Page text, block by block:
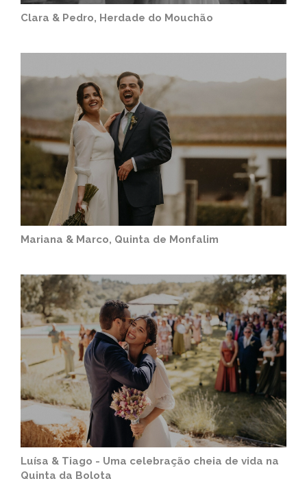
Clara & Pedro, Herdade do Mouchão
Mariana & Marco, Quinta de Monfalim
Luísa & Tiago - Uma celebração cheia de vida na
Quinta da Bolota